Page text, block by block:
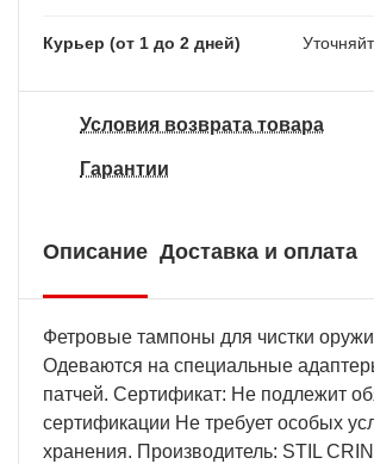
Курьер (от 1 до 2 дней)
Условия возврата товара
Гарантии
Описание Доставка и оплата
Фетровые тампоны для чистки
Одеваются на специальные
патчей. Сертификат: Не подлежит
сертификации Не требует особых
хранения. Производитель: STIL